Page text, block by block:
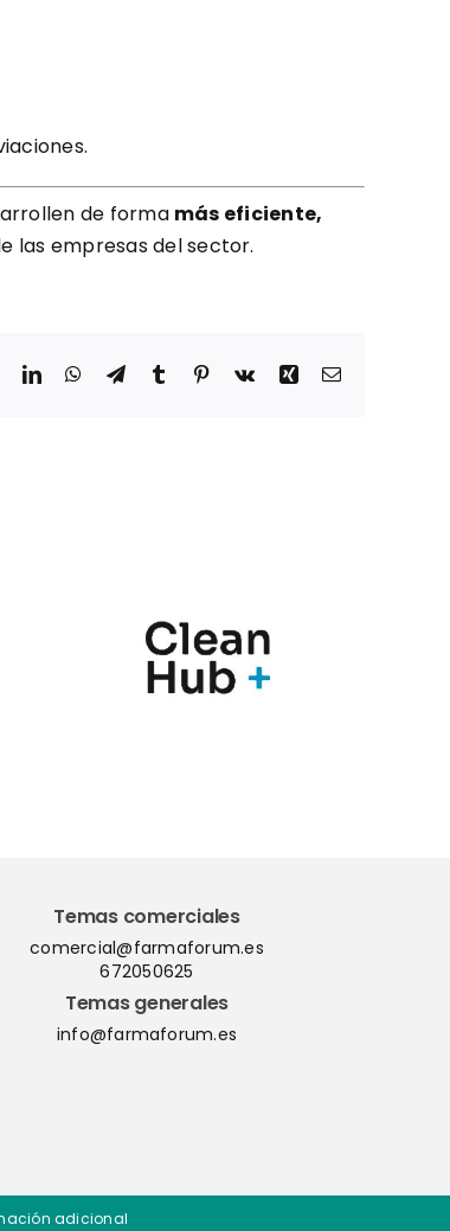
de forma más eficiente,
las empresas del sector.
LinkedInWhatsApp
TelegramTumblr Pinterest
Vk Xing Correo
Farmaforum las
novedades de sus
soluciones
Temas comerciales
comercial@farmaforum.es
672050625
Temas generales
info@farmaforum.es
adicional